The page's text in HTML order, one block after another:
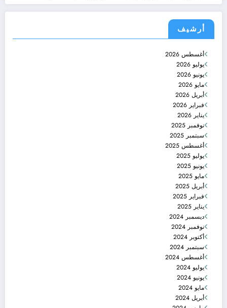
أرشيف
أغسطس 2026
يوليو 2026
يونيو 2026
مايو 2026
أبريل 2026
فبراير 2026
يناير 2026
نوفمبر 2025
سبتمبر 2025
أغسطس 2025
يوليو 2025
يونيو 2025
مايو 2025
أبريل 2025
فبراير 2025
يناير 2025
ديسمبر 2024
نوفمبر 2024
أكتوبر 2024
سبتمبر 2024
أغسطس 2024
يوليو 2024
يونيو 2024
مايو 2024
أبريل 2024